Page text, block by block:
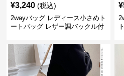
¥3,240 (税込)
2wayバッグ レディース小さめト
ートバッグ レザー調バックル付
¥